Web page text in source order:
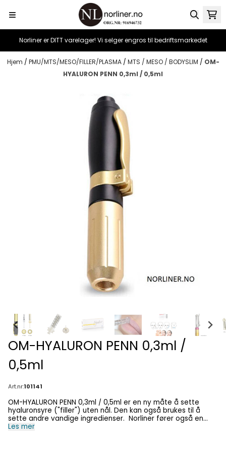
Hopp til innhold
Norliner er DITT varelager! Vi selger engros til bedriftsmarkedet
Hjem / PMU/MTS/MESO/FILLER/PLASMA / MTS / MESO / BODYSLIM / OM-
HYALURON PENN 0,3ml / 0,5ml
OM-HYALURON PENN 0,3ml /
0,5ml
Art.nr:101141
OM-HYALURON PENN 0,3ml / 0,5ml er en ny måte å sette
hyaluronsyre ("filler") uten nål. Den kan også brukes til å
sette andre vandige ingredienser. Norliner fører også en
annen penn som tar KUN 0,3ml. Den heter: OM-HYALURON
Les mer